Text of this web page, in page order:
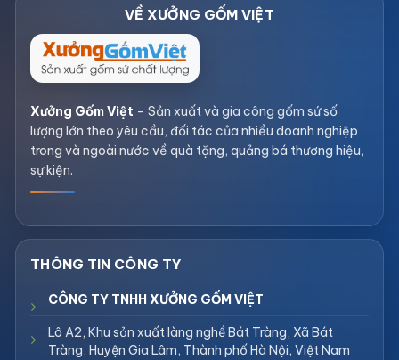
Xưởng Gốm Việt – Sản xuất và gia công gốm sứ số
lượng lớn theo yêu cầu, đối tác của nhiều doanh nghiệp
trong và ngoài nước về quà tặng, quảng bá thương hiệu,
sự kiện.
CÔNG TY TNHH XƯỞNG GỐM VIỆT
Lô A2, Khu sản xuất làng nghề Bát Tràng, Xã Bát
Tràng, Huyện Gia Lâm, Thành phố Hà Nội, Việt Nam